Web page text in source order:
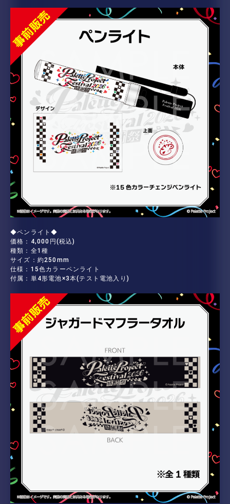
◆ペンライト◆
価格：4,000円(税込)
種類：全1種
サイズ：約250mm
仕様：15色カラーペンライト
付属：単4形電池×3本(テスト電池入り)